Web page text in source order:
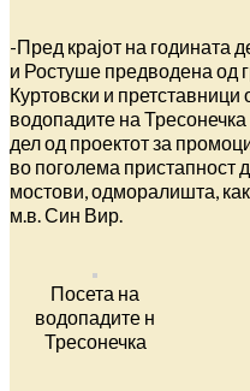
-Пред крајот на годината
и Ростуше предводена од
Куртовски и
водопадите на
дел од проектот за
во поголема пристапност
мостови, одморалишта,
м.в. Син Вир.
Посета на
водопадите н
Тресонечка